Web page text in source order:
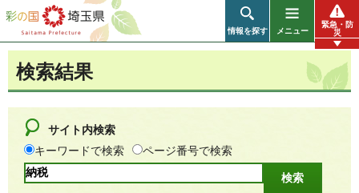
彩の国 埼玉県
情報を探す メニュー
緊急・防
災
検索結果
サイト内検索
キーワードで検索
ページ番号で検索